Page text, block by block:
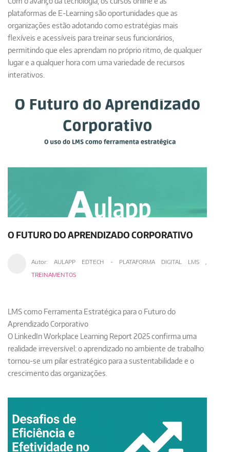
plataformas de E-Learning são oportunidades que as
organizações estão adotando como estratégias mais
flexíveis e acessíveis para treinar seus funcionários,
permitindo que eles aprendam no próprio ritmo, de qualquer
lugar e a qualquer hora com uma variedade de recursos
interativos.
O FUTURO DO APRENDIZADO CORPORATIVO
Autor:AULAPP EDTECH - PLATAFORMA DIGITAL LMS,
TREINAMENTOS
LMS como Ferramenta Estratégica para o Futuro do
Aprendizado Corporativo
O LinkedIn Workplace Learning Report 2025confirma uma
realidade irreversível: o aprendizado no ambiente de trabalho
tornou-se um pilar estratégico para a sustentabilidade e o
crescimento das organizações.